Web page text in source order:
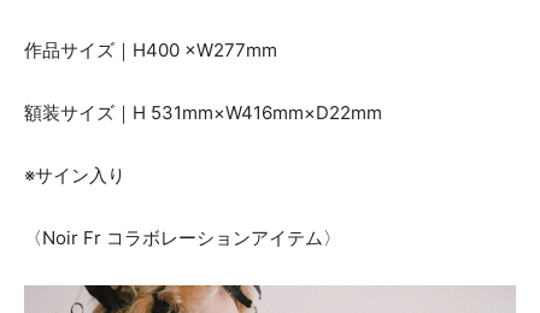
作品サイズ｜H400 ×W277mm
額装サイズ｜H 531mm×W416mm×D22mm
※サイン入り
〈Noir Fr コラボレーションアイテム〉